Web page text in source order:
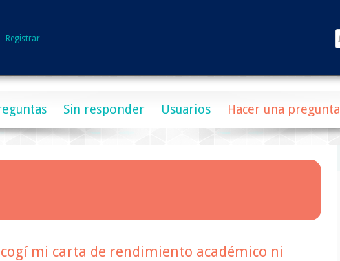
Registrar
Sin responder Usuarios Hacer una pregunta
mi carta de rendimiento académico ni